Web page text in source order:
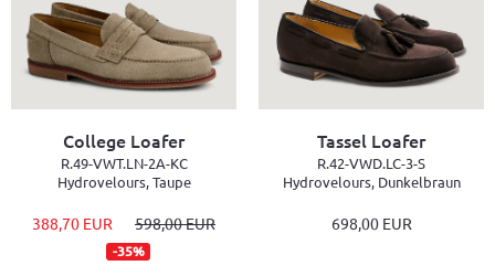
College Loafer
R.49-VWT.LN-2A-KC
Hydrovelours, Taupe
388,70 EUR 598,00 EUR
-35%
Tassel Loafer
R.42-VWD.LC-3-S
Hydrovelours, Dunkelbraun
698,00 EUR